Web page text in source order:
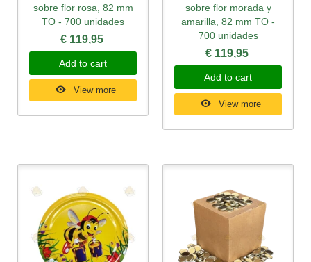
sobre flor rosa, 82 mm
TO - 700 unidades
€ 119,95
Add to cart
View more
sobre flor morada y
amarilla, 82 mm TO -
700 unidades
€ 119,95
Add to cart
View more